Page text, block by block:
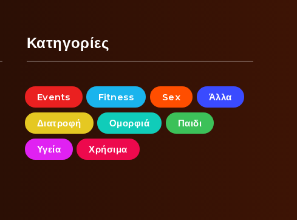
Κατηγορίες
Events Fitness Sex Άλλα
Διατροφή Ομορφιά Παιδι
Υγεία Χρήσιμα